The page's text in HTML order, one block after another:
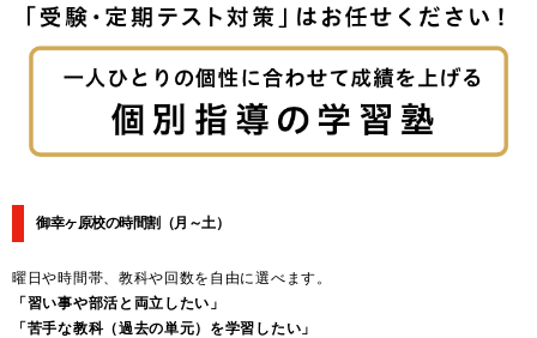
御幸ヶ原校の時間割 （月～土）
曜日や時間帯、教科や回数を自由に選べます。
「習い事や部活と両立したい」
「苦手な教科（過去の単元）を学習したい」